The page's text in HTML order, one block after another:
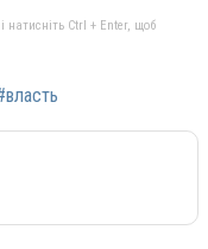
натисніть Ctrl + Enter, щоб